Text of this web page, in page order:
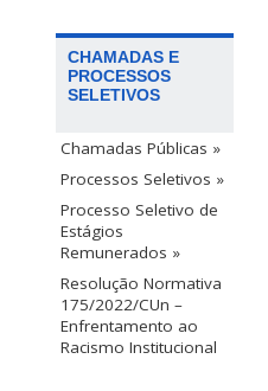
CHAMADAS E
PROCESSOS
SELETIVOS
Chamadas Públicas »
Processos Seletivos »
Processo Seletivo de
Estágios
Remunerados »
Resolução Normativa
175/2022/CUn –
Enfrentamento ao
Racismo Institucional